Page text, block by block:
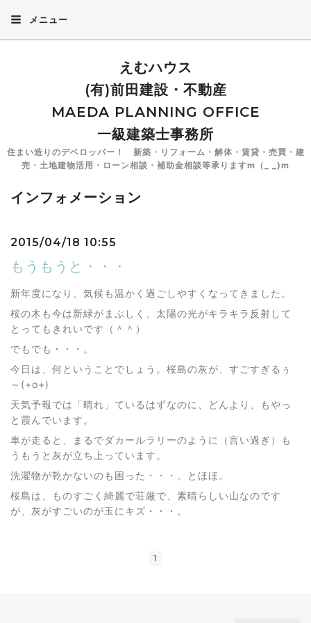
メニュー
えむハウス
(有)前田建設・不動産
MAEDA PLANNING OFFICE
一級建築士事務所
住まい造りのデベロッパー！ 新築・リフォーム・解体・賃貸・売買・建
売・土地建物活用・ローン相談・補助金相談等承りますm（_ _)m
インフォメーション
2015/04/18 10:55
もうもうと・・・
新年度になり、気候も温かく過ごしやすくなってきました。
桜の木も今は新緑がまぶしく、太陽の光がキラキラ反射して
とってもきれいです（＾＾）
でもでも・・・。
今日は、何ということでしょう。桜島の灰が、すごすぎるぅ
～(+o+)
天気予報では「晴れ」ているはずなのに、どんより、もやっ
と霞んでいます。
車が走ると、まるでダカールラリーのように（言い過ぎ）も
うもうと灰が立ち上っています。
洗濯物が乾かないのも困った・・・。とほほ。
桜島は、ものすごく綺麗で荘厳で、素晴らしい山なのです
が、灰がすごいのが玉にキズ・・・。
1